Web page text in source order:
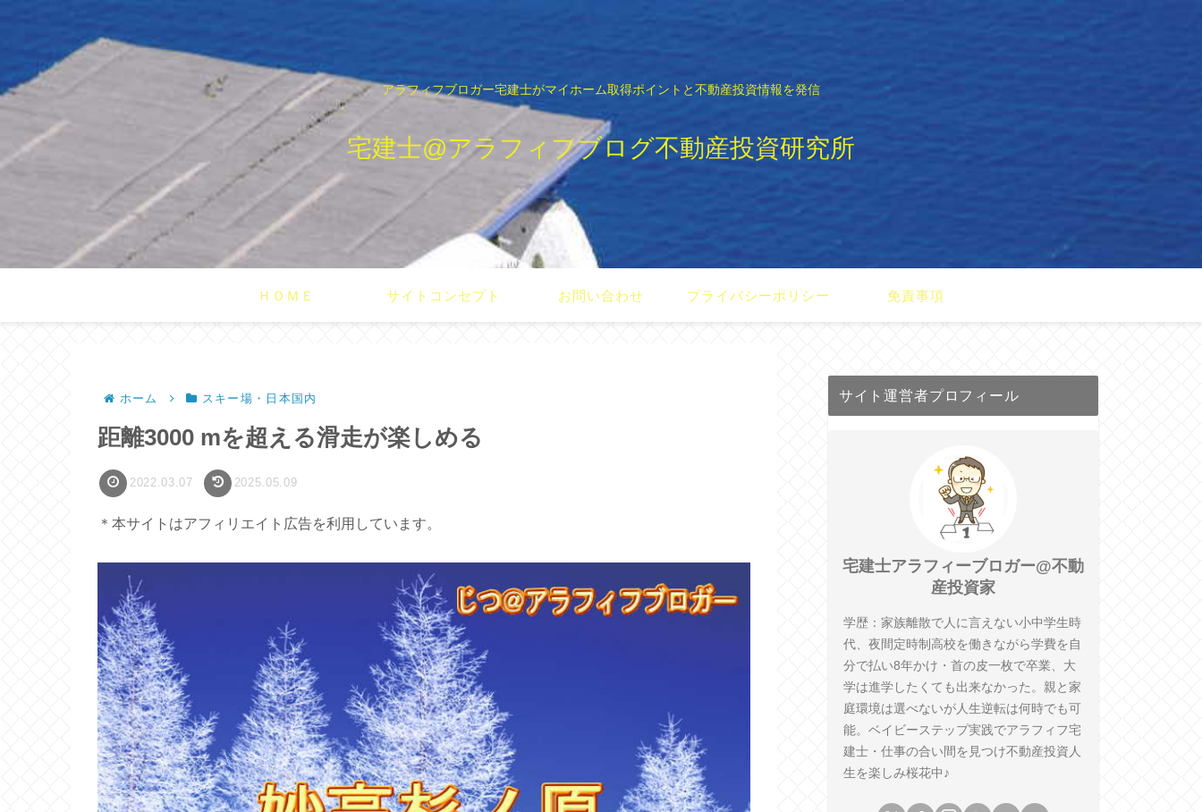
アラフィフブロガー宅建士がマイホーム取得ポイントと不動産投資情報を発信
宅建士@アラフィフブログ不動産投資研究所
ＨＯＭＥ サイトコンセプト お問い合わせ プライバシーポリシー 免責事項
ホーム スキー場・日本国内
距離3000 mを超える滑走が楽しめる
2022.03.07 2025.05.09
＊本サイトはアフィリエイト広告を利用しています。
サイト運営者プロフィール
宅建士アラフィーブロガー@不動
産投資家
学歴：家族離散で人に言えない小中学生時
代、夜間定時制高校を働きながら学費を自
分で払い8年かけ・首の皮一枚で卒業、大
学は進学したくても出来なかった。親と家
庭環境は選べないが人生逆転は何時でも可
能。ベイビーステップ実践でアラフィフ宅
建士・仕事の合い間を見つけ不動産投資人
生を楽しみ桜花中♪